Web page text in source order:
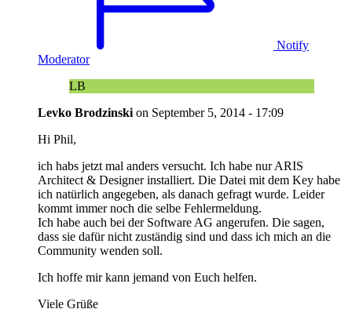
Notify
Moderator
LB
Levko Brodzinski on September 5, 2014 - 17:09
Hi Phil,
ich habs jetzt mal anders versucht. Ich habe nur ARIS
Architect & Designer installiert. Die Datei mit dem Key habe
ich natürlich angegeben, als danach gefragt wurde. Leider
kommt immer noch die selbe Fehlermeldung.
Ich habe auch bei der Software AG angerufen. Die sagen,
dass sie dafür nicht zuständig sind und dass ich mich an die
Community wenden soll.
Ich hoffe mir kann jemand von Euch helfen.
Viele Grüße